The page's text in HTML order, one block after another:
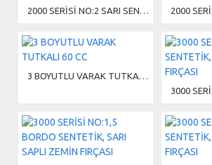
2000 SERİSİ NO:2 SARI SENTETİK, SİYAH SAPLI ZEMİN FIRÇASI
3 BOYUTLU VARAK TUTKALI 60 CC